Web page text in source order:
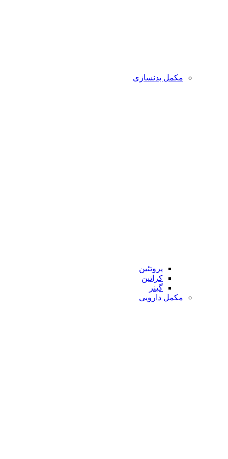
مکمل بدنسازی
پروتئین
کراتین
گینر
مکمل دارویی